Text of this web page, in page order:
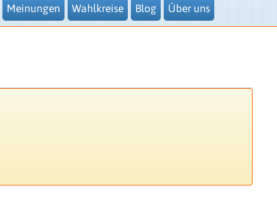
Meinungen Wahlkreise Blog Über uns